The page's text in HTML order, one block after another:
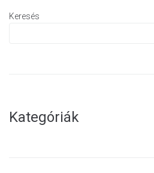
Keresés
Kategóriák